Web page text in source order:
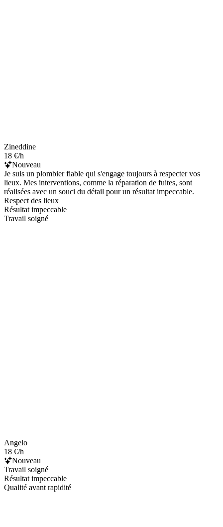
Zineddine
18 €/h
Nouveau
Je suis un plombier fiable qui s'engage toujours à respecter vos
lieux. Mes interventions, comme la réparation de fuites, sont
réalisées avec un souci du détail pour un résultat impeccable.
Respect des lieux
Résultat impeccable
Travail soigné
Angelo
18 €/h
Nouveau
Travail soigné
Résultat impeccable
Qualité avant rapidité